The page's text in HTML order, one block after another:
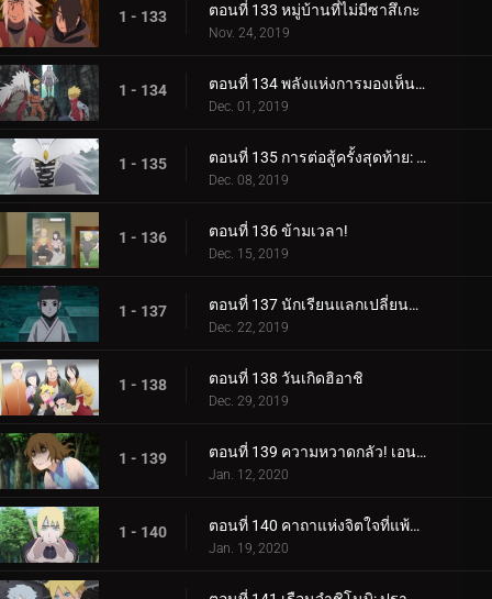
1 - 133 ตอนที่ 133 หมู่บ้านที่ไม่มีซาสึเกะ
Nov. 24, 2019
1 - 134 ตอนที่ 134 พลังแห่งการมองเห็นอนาคต
Dec. 01, 2019
1 - 135 ตอนที่ 135 การต่อสู้ครั้งสุดท้าย: อุราชิกิ
Dec. 08, 2019
1 - 136 ตอนที่ 136 ข้ามเวลา!
Dec. 15, 2019
1 - 137 ตอนที่ 137 นักเรียนแลกเปลี่ยนซามูไร
Dec. 22, 2019
1 - 138 ตอนที่ 138 วันเกิดฮิอาชิ
Dec. 29, 2019
1 - 139 ตอนที่ 139 ความหวาดกลัว! เอนโกะ โอนิคุมะ!
Jan. 12, 2020
1 - 140 ตอนที่ 140 คาถาแห่งจิตใจที่แพ้มันฝรั่งทอด
Jan. 19, 2020